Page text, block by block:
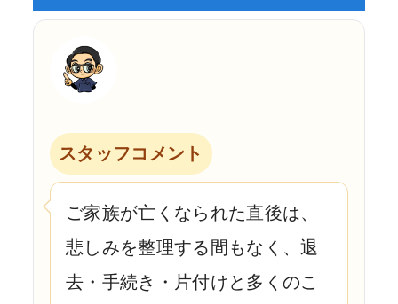
スタッフコメント
ご家族が亡くなられた直後は、
悲しみを整理する間もなく、退
去・手続き・片付けと多くのこ